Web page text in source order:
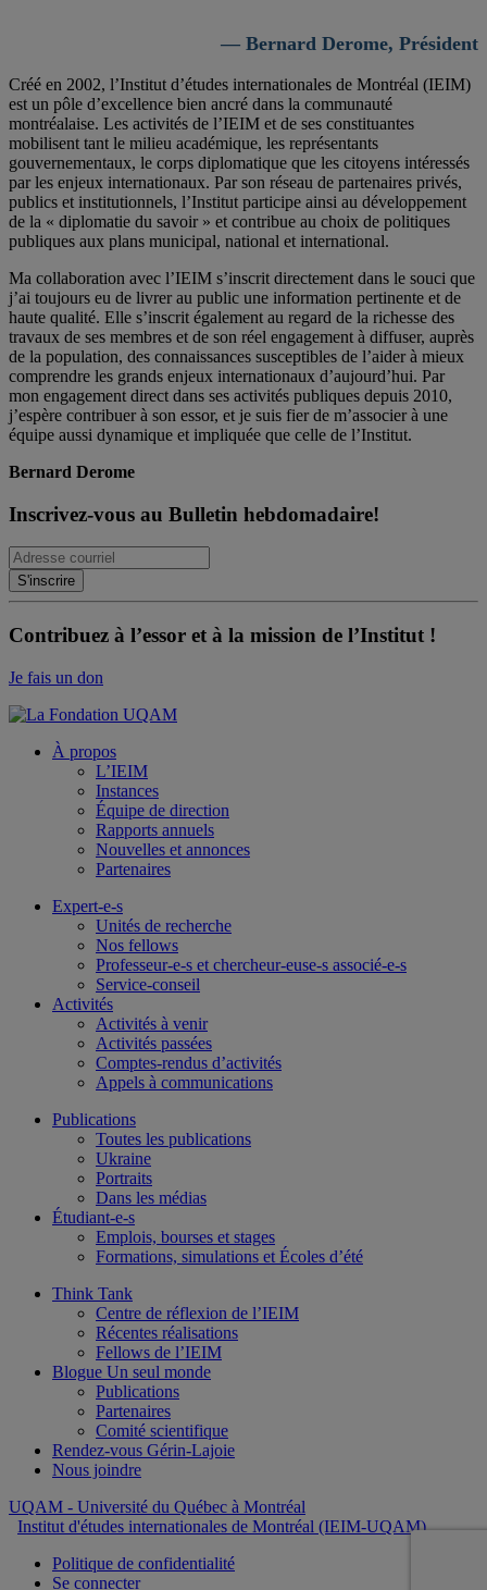
— Bernard Derome, Président
Créé en 2002, l’Institut d’études internationales de Montréal (IEIM)
est un pôle d’excellence bien ancré dans la communauté
montréalaise. Les activités de l’IEIM et de ses constituantes
mobilisent tant le milieu académique, les représentants
gouvernementaux, le corps diplomatique que les citoyens intéressés
par les enjeux internationaux. Par son réseau de partenaires privés,
publics et institutionnels, l’Institut participe ainsi au développement
de la « diplomatie du savoir » et contribue au choix de politiques
publiques aux plans municipal, national et international.
Ma collaboration avec l’IEIM s’inscrit directement dans le souci que
j’ai toujours eu de livrer au public une information pertinente et de
haute qualité. Elle s’inscrit également au regard de la richesse des
travaux de ses membres et de son réel engagement à diffuser, auprès
de la population, des connaissances susceptibles de l’aider à mieux
comprendre les grands enjeux internationaux d’aujourd’hui. Par
mon engagement direct dans ses activités publiques depuis 2010,
j’espère contribuer à son essor, et je suis fier de m’associer à une
équipe aussi dynamique et impliquée que celle de l’Institut.
Bernard Derome
Inscrivez-vous au Bulletin hebdomadaire!
Contribuez à l’essor et à la mission de l’Institut !
Je fais un don
À propos
L’IEIM
Instances
Équipe de direction
Rapports annuels
Nouvelles et annonces
Partenaires
Expert-e-s
Unités de recherche
Nos fellows
Professeur-e-s et chercheur-euse-s associé-e-s
Service-conseil
Activités
Activités à venir
Activités passées
Comptes-rendus d’activités
Appels à communications
Publications
Toutes les publications
Ukraine
Portraits
Dans les médias
Étudiant-e-s
Emplois, bourses et stages
Formations, simulations et Écoles d’été
Think Tank
Centre de réflexion de l’IEIM
Récentes réalisations
Fellows de l’IEIM
Blogue Un seul monde
Publications
Partenaires
Comité scientifique
Rendez-vous Gérin-Lajoie
Nous joindre
UQAM - Université du Québec à Montréal
Institut d'études internationales de Montréal (IEIM-UQAM)
Politique de confidentialité
Se connecter